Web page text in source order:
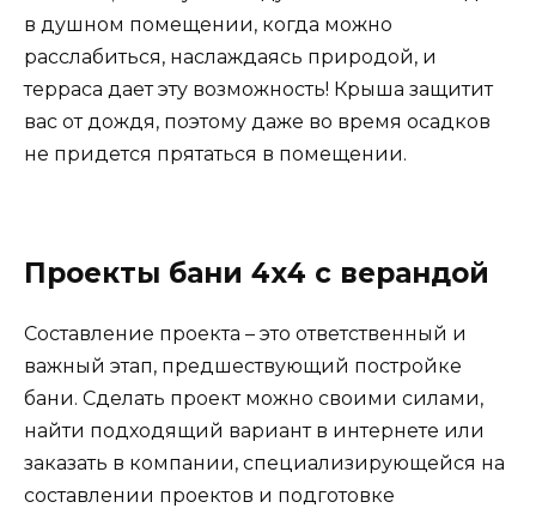
в душном помещении, когда можно
расслабиться, наслаждаясь природой, и
терраса дает эту возможность! Крыша защитит
вас от дождя, поэтому даже во время осадков
не придется прятаться в помещении.
Проекты бани 4х4 с верандой
Составление проекта – это ответственный и
важный этап, предшествующий постройке
бани. Сделать проект можно своими силами,
найти подходящий вариант в интернете или
заказать в компании, специализирующейся на
составлении проектов и подготовке